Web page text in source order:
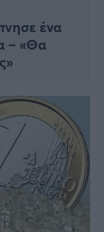
ένα
– «Θα